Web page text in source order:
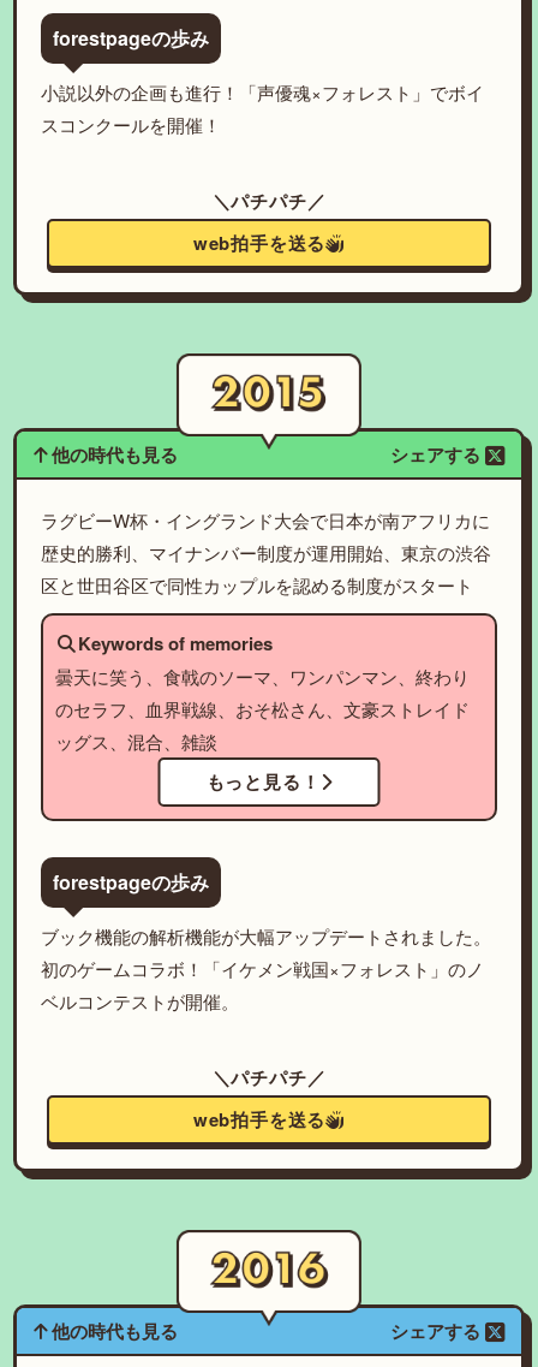
forestpageの歩み
小説以外の企画も進行！「声優魂×フォレスト」でボイ
スコンクールを開催！
＼パチパチ／
web拍手を送る
他の時代も見る シェアする
ラグビーW杯・イングランド大会で日本が南アフリカに
歴史的勝利、マイナンバー制度が運用開始、東京の渋谷
区と世田谷区で同性カップルを認める制度がスタート
Keywords of memories
曇天に笑う、食戟のソーマ、ワンパンマン、終わり
のセラフ、血界戦線、おそ松さん、文豪ストレイド
ッグス、混合、雑談
もっと見る！
forestpageの歩み
ブック機能の解析機能が大幅アップデートされました。
初のゲームコラボ！「イケメン戦国×フォレスト」のノ
ベルコンテストが開催。
＼パチパチ／
web拍手を送る
他の時代も見る シェアする